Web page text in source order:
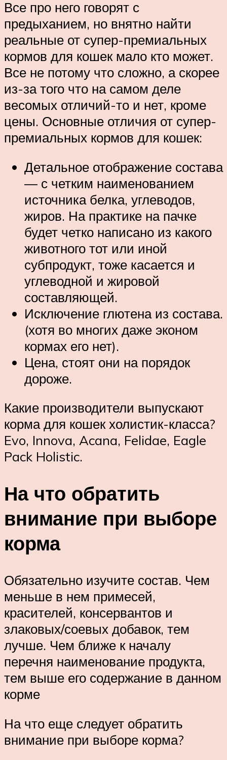
Все про него говорят с
предыханием, но внятно найти
реальные от супер-премиальных
кормов для кошек мало кто может.
Все не потому что сложно, а скорее
из-за того что на самом деле
весомых отличий-то и нет, кроме
цены. Основные отличия от супер-
премиальных кормов для кошек:
Детальное отображение состава
— с четким наименованием
источника белка, углеводов,
жиров. На практике на пачке
будет четко написано из какого
животного тот или иной
субпродукт, тоже касается и
углеводной и жировой
составляющей.
Исключение глютена из состава.
(хотя во многих даже эконом
кормах его нет).
Цена, стоят они на порядок
дороже.
Какие производители выпускают
корма для кошек холистик-класса?
Evo, Innova, Acana, Felidae, Eagle
Pack Holistic.
На что обратить
внимание при выборе
корма
Обязательно изучите состав. Чем
меньше в нем примесей,
красителей, консервантов и
злаковых/соевых добавок, тем
лучше. Чем ближе к началу
перечня наименование продукта,
тем выше его содержание в данном
корме
На что еще следует обратить
внимание при выборе корма?